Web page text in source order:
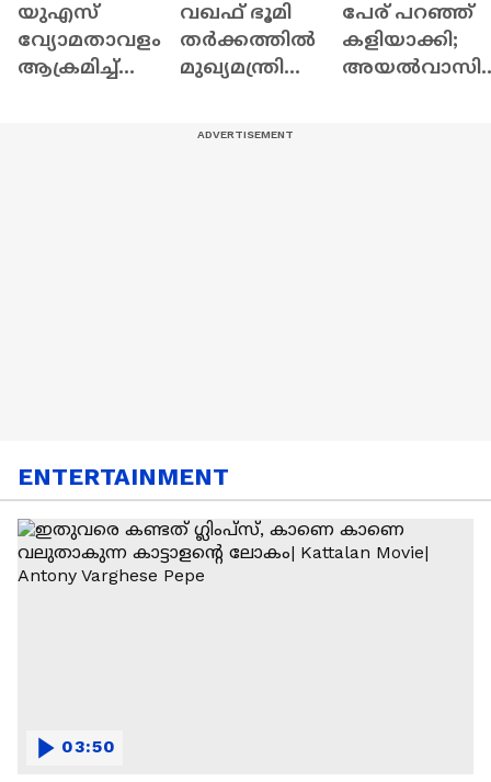
യുഎസ്
വ്യോമതാവളം
ആക്രമിച്ച്
വഖഫ് ഭൂമി
തർക്കത്തിൽ
മുഖ്യമന്ത്രി
പേര് പറഞ്ഞ്
കളിയാക്കി;
അയൽവാസി
ENTERTAINMENT
03:50